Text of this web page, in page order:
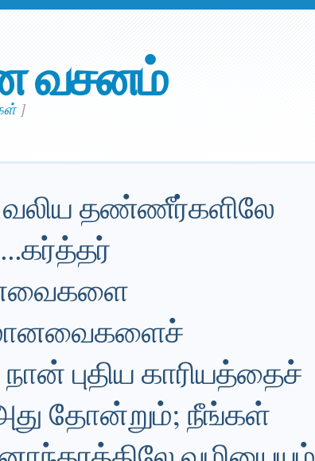
வசனம்
]
வலிய தண்ணீர்களிலே
புதிய காரியத்தைச்
தோன்றும்; நீங்கள்